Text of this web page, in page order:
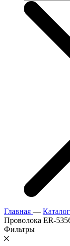
Главная — Каталог
Проволока ER-
Фильтры